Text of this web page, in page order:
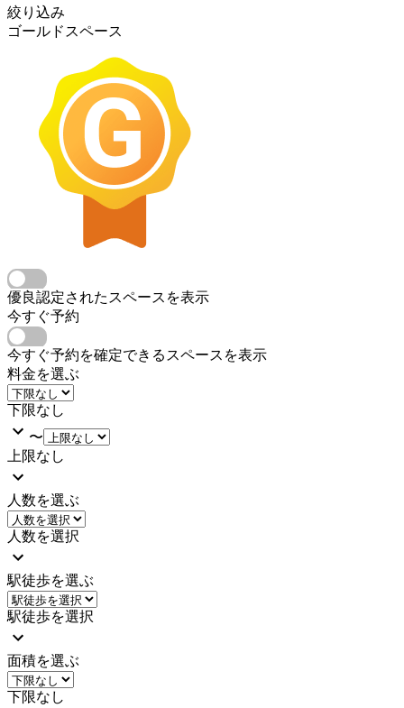
絞り込み
ゴールドスペース
優良認定されたスペースを表示
今すぐ予約
今すぐ予約を確定できるスペースを表示
料金を選ぶ
下限なし
〜
上限なし
人数を選ぶ
人数を選択
駅徒歩を選ぶ
駅徒歩を選択
面積を選ぶ
下限なし